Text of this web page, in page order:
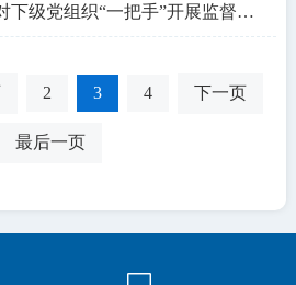
图解丨党委（党组）对下级党组织“一把手”开展监督谈话工作办法
2 3 4 下一页
最后一页